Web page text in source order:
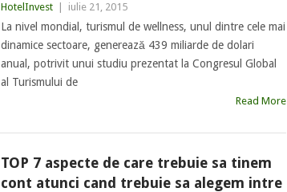
HotelInvest iulie 21, 2015
La nivel mondial, turismul de wellness, unul dintre cele mai
dinamice sectoare, generează 439 miliarde de dolari
anual, potrivit unui studiu prezentat la Congresul Global
al Turismului de
Read More
TOP 7 aspecte de care trebuie sa tinem
cont atunci cand trebuie sa alegem intre